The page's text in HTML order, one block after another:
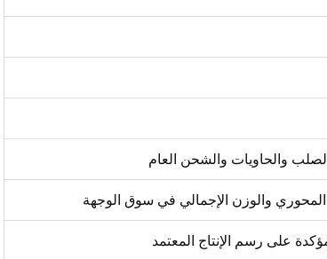
الصلب والحاويات والشحن العام